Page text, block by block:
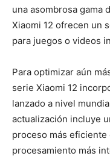
una asombrosa gama
Xiaomi 12 ofrecen un
para juegos o videos
Para optimizar aún
serie Xiaomi 12
lanzado a nivel
actualización incluye
proceso más
procesamiento más